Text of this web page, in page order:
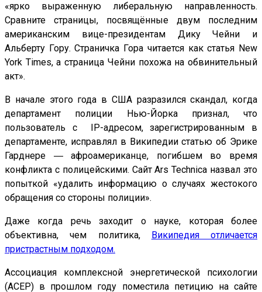
«ярко выраженную либеральную направленность.
Сравните страницы, посвящённые двум последним
американским вице-президентам Дику Чейни и
Альберту Гору. Страничка Гора читается как статья New
York Times, а страница Чейни похожа на обвинительный
акт».
В начале этого года в США разразился скандал, когда
департамент полиции Нью-Йорка признал, что
пользователь с IP-адресом, зарегистрированным в
департаменте, исправлял в Википедии статью об Эрике
Гарднере ― афроамериканце, погибшем во время
конфликта с полицейскими. Сайт Ars Technica назвал это
попыткой «удалить информацию о случаях жестокого
обращения со стороны полиции».
Даже когда речь заходит о науке, которая более
объективна, чем политика,
Википедия отличается
пристрастным подходом.
Ассоциация комплексной энергетической психологии
(ACEP) в прошлом году поместила петицию на сайте